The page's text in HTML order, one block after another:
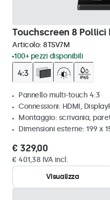
Touchscreen 8
Articolo: 8TSV7M
100+ pezzi disponibili
Pannello multi-touch 4:3
Connessioni: HDMI,
Montaggio: scrivania,
Dimensioni esterne: 199 x
€ 329,00
€ 401,38 IVA incl.
Visualizza